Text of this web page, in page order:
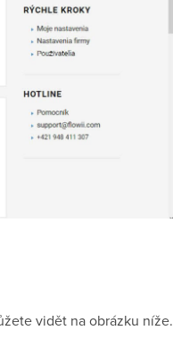
vidět na obrázku níže.